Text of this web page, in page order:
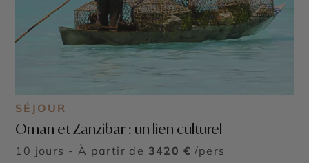
SÉJOUR
Oman et Zanzibar : un lien culturel
10 jours - À partir de 3420 € /pers